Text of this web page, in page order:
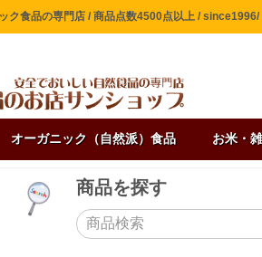
ク食品の専門店 / 商品点数4500点以上 / since1996/
オーガニック（自然派）食品 お米・
商品を探す